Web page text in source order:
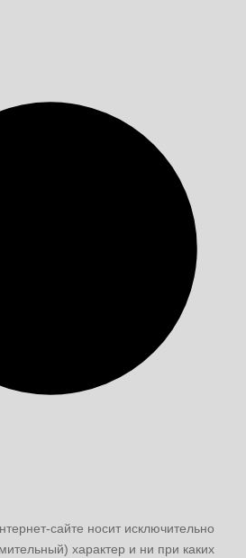
сайте носит исключительно
характер и ни при каких